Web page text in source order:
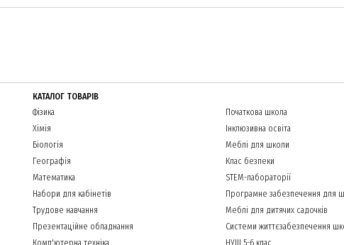
КАТАЛОГ ТОВАРІВ
Фізика
Хімія
Біологія
Географія
Математика
Набори для кабінетів
Трудове навчання
Презентаційне обладнання
Початкова школа
Інклюзивна освіта
Меблі для школи
Клас безпеки
STEM-лабораторії
Програмне забезпечення для
Меблі для дитячих садочків
Системи життєзабезпечення